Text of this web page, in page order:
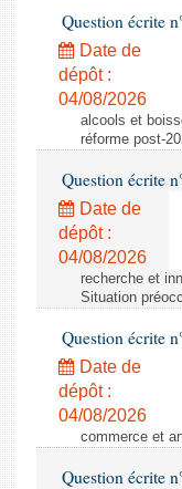
Question écrite
Date de
dépôt :
04/08/2026
alcools et
réforme post-
Question écrite
Date de
dépôt :
04/08/2026
recherche et
Situation
Question écrite
Date de
dépôt :
04/08/2026
commerce et
Question écrite